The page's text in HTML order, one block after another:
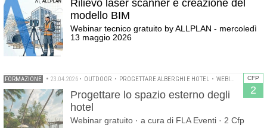
Rilievo laser scanner e creazione del
modello BIM
Webinar tecnico gratuito by ALLPLAN - mercoledì
13 maggio 2026
CFP
2
FORMAZIONE • 23.04.2026 • OUTDOOR • PROGETTARE ALBERGHI E HOTEL • WEBINAR
Progettare lo spazio esterno degli
hotel
Webinar gratuito · a cura di FLA Eventi · 2 Cfp